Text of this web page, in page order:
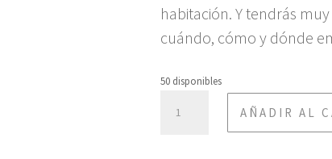
habitación. Y tendrás
cuándo, cómo y dónde
50 disponibles
DORMITORIOAÑADIR AL